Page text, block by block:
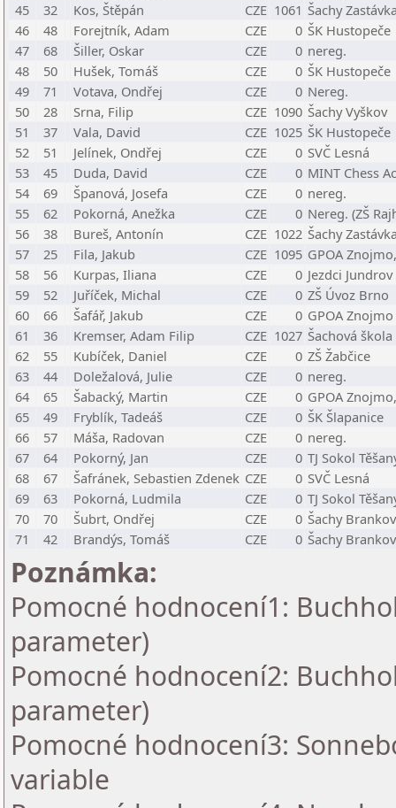
45
32 Kos, Štěpán CZE 1061 Šachy
46
48 Forejtník, Adam CZE 0 ŠK Hustopeče
47
68 Šiller, Oskar CZE 0 nereg.
48
50 Hušek, Tomáš CZE 0 ŠK Hustopeče
49
71 Votava, Ondřej CZE 0 Nereg.
50
28 Srna, Filip CZE 1090 Šachy Vyškov
51
37 Vala, David CZE 1025 ŠK Hustopeče
52
51 Jelínek, Ondřej CZE 0 SVČ Lesná
53
45 Duda, David CZE 0 MINT Chess
54
69 Španová, Josefa CZE 0 nereg.
55
62 Pokorná, Anežka CZE 0 Nereg. (ZŠ
56
38 Bureš, Antonín CZE 1022 Šachy
57
25 Fila, Jakub CZE 1095 GPOA
58
56 Kurpas, Iliana CZE 0 Jezdci Jundrov
59
52 Juříček, Michal CZE 0 ZŠ Úvoz Brno
60
66 Šafář, Jakub CZE 0 GPOA Znojmo
61
36 Kremser, Adam Filip CZE 1027 Šachová škola
62
55 Kubíček, Daniel CZE 0 ZŠ Žabčice
63
44 Doležalová, Julie CZE 0 nereg.
64
65 Šabacký, Martin CZE 0 GPOA
65
49 Fryblík, Tadeáš CZE 0 ŠK Šlapanice
66
57 Máša, Radovan CZE 0 nereg.
67
64 Pokorný, Jan CZE 0 TJ Sokol
68
67 Šafránek, Sebastien Zdenek CZE 0 SVČ Lesná
69
63 Pokorná, Ludmila CZE 0 TJ Sokol
70
70 Šubrt, Ondřej CZE 0 Šachy
71
42 Brandýs, Tomáš CZE 0 Šachy
Poznámka:
Pomocné hodnocení1:
parameter)
Pomocné hodnocení2:
parameter)
Pomocné hodnocení3:
variable